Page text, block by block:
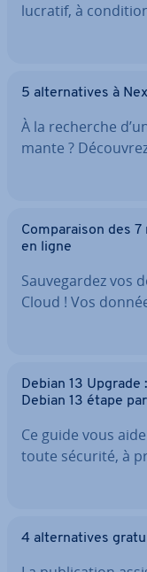
lucratif, à
5 al­ter­na­tives à
À la recherche
mante ?
Com­pa­rai­son des
en ligne
Sau­ve­gar­dez vos
Cloud ! Vos
Debian 13
Debian 13 étape
Ce guide vous
toute sécurité, à
4 al­ter­na­tives